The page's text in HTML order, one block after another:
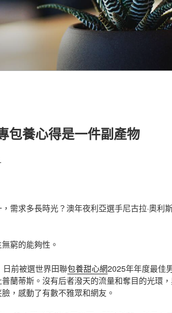
包養心得是一件副產物
需求多長時光？澳年夜利亞選手尼古拉·奧利
窮的能夠性。
前被選世界田聯包養甜心網2025年年度最佳
蘭蒂斯。沒有后者潑天的流量和奪目的光環
，感動了有數不雅眾和網友。